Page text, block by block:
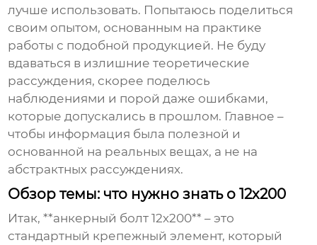
лучше использовать. Попытаюсь поделиться
своим опытом, основанным на практике
работы с подобной продукцией. Не буду
вдаваться в излишние теоретические
рассуждения, скорее поделюсь
наблюдениями и порой даже ошибками,
которые допускались в прошлом. Главное –
чтобы информация была полезной и
основанной на реальных вещах, а не на
абстрактных рассуждениях.
Обзор темы: что нужно знать о 12х200
Итак, **анкерный болт 12х200** – это
стандартный крепежный элемент, который